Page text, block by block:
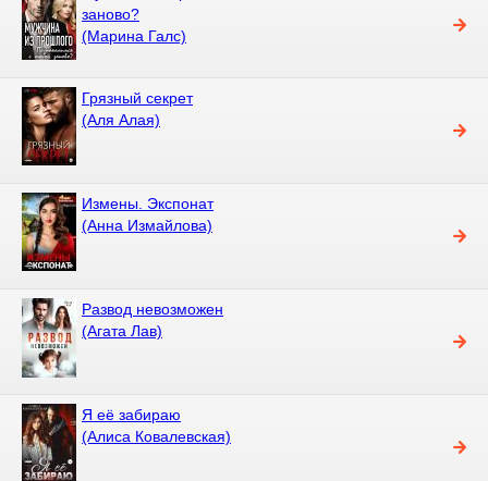
заново?
(Марина Галс)
Грязный секрет
(Аля Алая)
Измены. Экспонат
(Анна Измайлова)
Развод невозможен
(Агата Лав)
Я её забираю
(Алиса Ковалевская)